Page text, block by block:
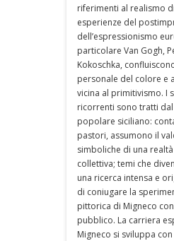
riferimenti al realismo
esperienze del
dell’espressionismo
particolare Van Gogh,
Kokoschka,
personale del colore e
vicina al primitivismo. I
ricorrenti sono tratti
popolare siciliano:
pastori, assumono il
simboliche di una
collettiva; temi che
una ricerca intensa e
di coniugare la
pittorica di Migneco
pubblico. La carriera
Migneco si sviluppa